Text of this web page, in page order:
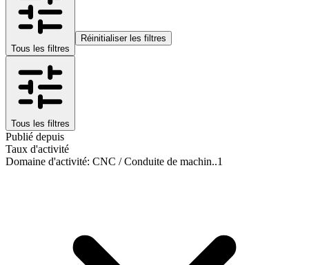
Tous les filtres
Réinitialiser les filtres
Tous les filtres
Publié depuis
Taux d'activité
Domaine d'activité: CNC / Conduite de machin..1